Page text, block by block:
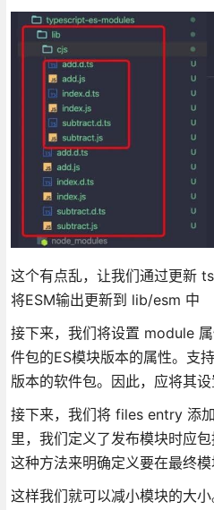
这个有点乱，让我们通过更新
将ESM输出更新到 lib/esm 中
接下来，我们将设置 module
件包的ES模块版本的属性。支
版本的软件包。因此，应将其
接下来，我们将 files entry 添
里，我们定义了发布模块时应
这种方法来明确定义要在最终模
这样我们就可以减小模块的大